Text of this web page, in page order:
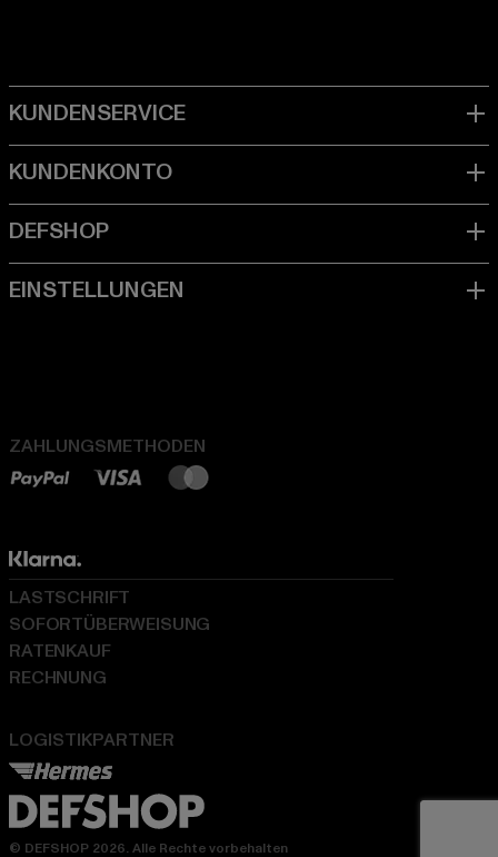
ZAHLUNGSMETHODEN
LOGISTIKPARTNER
LASTSCHRIFT
SOFORTÜBERWEISUNG
RATENKAUF
RECHNUNG
© DEFSHOP 2026. Alle Rechte vorbehalten